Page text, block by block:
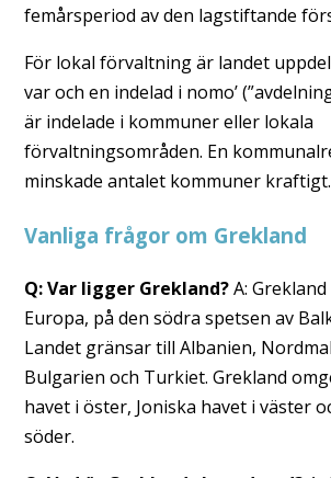
femårsperiod av den lagstiftande
För lokal förvaltning är landet
var och en indelad i nomo’
är indelade i kommuner eller lokala
förvaltningsområden. En
minskade antalet kommuner kraftigt.
Vanliga frågor om Grekland
Q: Var ligger Grekland?A:
Europa, på den södra spetsen av
Landet gränsar till Albanien,
Bulgarien och Turkiet. Grekland
havet i öster, Joniska havet i väster
söder.